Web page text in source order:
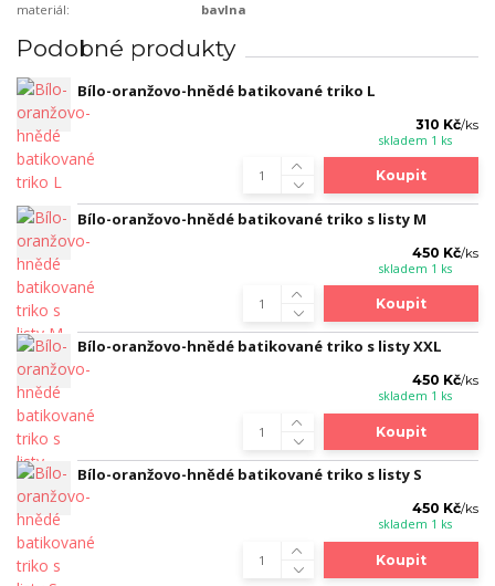
materiál:
bavlna
Podobné produkty
Bílo-oranžovo-hnědé batikované triko L
310 Kč/ks
skladem 1 ks
Koupit
Bílo-oranžovo-hnědé batikované triko s listy M
450 Kč/ks
skladem 1 ks
Koupit
Bílo-oranžovo-hnědé batikované triko s listy XXL
450 Kč/ks
skladem 1 ks
Koupit
Bílo-oranžovo-hnědé batikované triko s listy S
450 Kč/ks
skladem 1 ks
Koupit